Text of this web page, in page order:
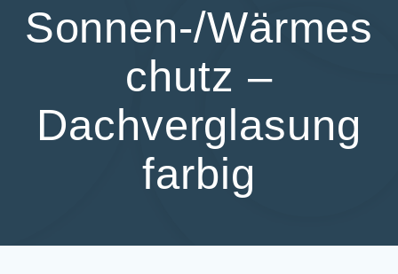
Sonnen-/Wärmes
chutz –
Dachverglasung
farbig